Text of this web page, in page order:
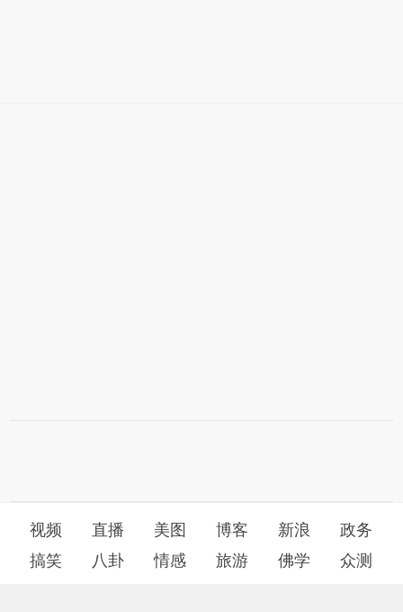
视频 直播 美图 博客 新浪
政务
搞笑
八卦 情感 旅游 佛学 众测